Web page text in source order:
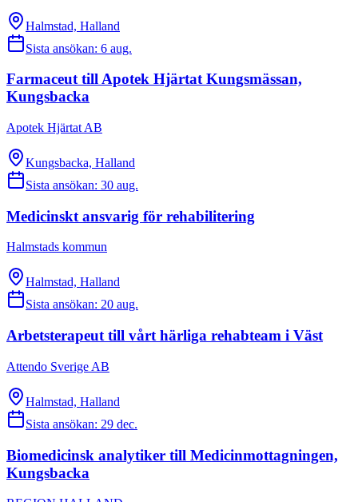
Halmstad, Halland
Sista ansökan: 6 aug.
Farmaceut till Apotek Hjärtat Kungsmässan,
Kungsbacka
Apotek Hjärtat AB
Kungsbacka, Halland
Sista ansökan: 30 aug.
Medicinskt ansvarig för rehabilitering
Halmstads kommun
Halmstad, Halland
Sista ansökan: 20 aug.
Arbetsterapeut till vårt härliga rehabteam i Väst
Attendo Sverige AB
Halmstad, Halland
Sista ansökan: 29 dec.
Biomedicinsk analytiker till Medicinmottagningen,
Kungsbacka